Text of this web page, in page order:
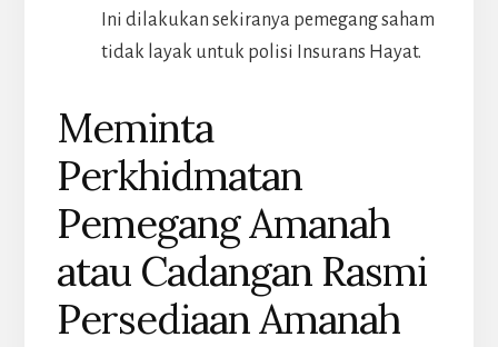
Ini dilakukan sekiranya pemegang saham
tidak layak untuk polisi Insurans Hayat.
Meminta
Perkhidmatan
Pemegang Amanah
atau Cadangan Rasmi
Persediaan Amanah